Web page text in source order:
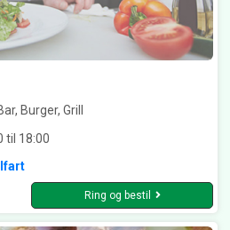
Burger, Grill
til 18:00
Ring og bestil